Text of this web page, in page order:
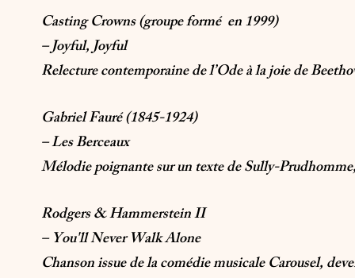
Casting Crowns (groupe formé en 1999)
– Joyful, Joyful
Relecture contemporaine de l’Ode à la joie de
Gabriel Fauré (1845-1924)
– Les Berceaux
Mélodie poignante sur un texte de Sully-
Rodgers & Hammerstein II
– You'll Never Walk Alone
Chanson issue de la comédie musicale Carousel,